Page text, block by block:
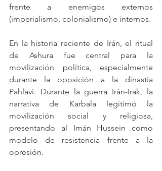
frente a enemigos externos
(imperialismo, colonialismo) e internos.
En la historia reciente de Irán, el ritual
de Ashura fue central para la
movilización política, especialmente
durante la oposición a la dinastía
Pahlavi. Durante la guerra Irán-Irak, la
narrativa de Karbala legitimó la
movilización social y religiosa,
presentando al Imán Hussein como
modelo de resistencia frente a la
opresión.